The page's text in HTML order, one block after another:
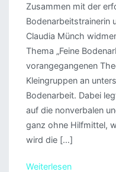
Zusammen mit der
Bodenarbeitstrainerin
Claudia Münch
Thema „Feine
vorangegangenen
Kleingruppen an
Bodenarbeit. Dabei
auf die nonverbalen
ganz ohne Hilfmittel,
wird die […]
Weiterlesen